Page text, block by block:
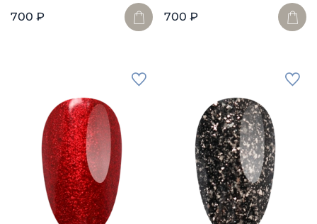
700 ₽
700 ₽